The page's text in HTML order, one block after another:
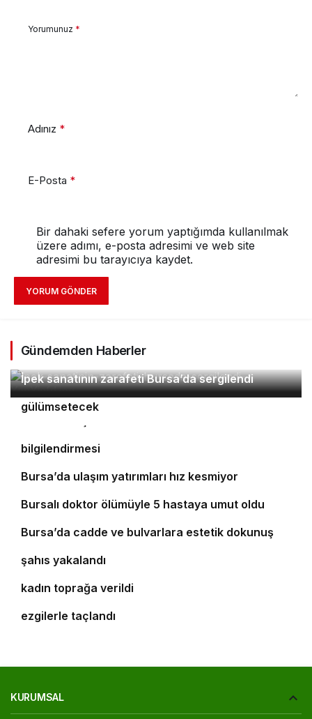
Yorumunuz *
Adınız *
E-Posta *
Bir dahaki sefere yorum yaptığımda kullanılmak
üzere adımı, e-posta adresimi ve web site
adresimi bu tarayıcıya kaydet.
YORUM GÖNDER
Gündemden Haberler
İpek sanatının zarafeti Bursa’da sergilendi
Orhaneli’nin turizm potansiyeli Bursa’yı
gülümsetecek
3
4
Bursa’da öğrencilere polislik tanıtımı ve güvenlik
bilgilendirmesi
5
Bursa’da ulaşım yatırımları hız kesmiyor
6
Bursalı doktor ölümüyle 5 hastaya umut oldu
7
Bursa’da cadde ve bulvarlara estetik dokunuş
Bursa’da 25 yıl kesinleşmiş hapis cezası bulunan
şahıs yakalandı
Bursa’daki silahlı saldırıda ölen güzellik uzmanı
kadın toprağa verildi
‘Osmangazi Ramazan Sokağı’ huzur veren
ezgilerle taçlandı
KURUMSAL